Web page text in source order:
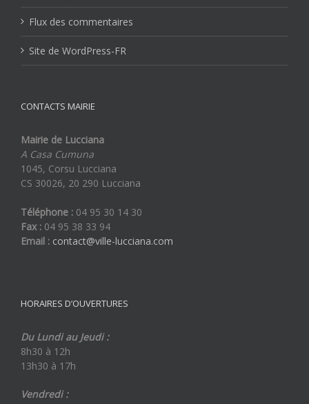
Flux des commentaires
Site de WordPress-FR
CONTACTS MAIRIE
Mairie de Lucciana
A Casa Cumuna
1045, Corsu Lucciana
CS 30026, 20 290 Lucciana
Téléphone : 04 95 30 14 30
Fax : 04 95 38 33 94
Email : contact@ville-lucciana.com
HORAIRES D’OUVERTURES
Du Lundi au Jeudi :
8h30 à 12h
13h30 à 17h
Vendredi :